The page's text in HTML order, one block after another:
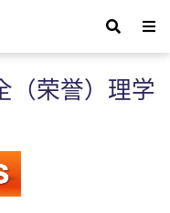
（荣誉）理学